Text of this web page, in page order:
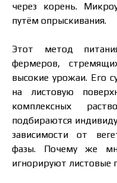
через корень.
путём опрыскивания.
Этот метод
фермеров,
высокие урожаи. Его
на листовую
комплексных
подбираются
зависимости от
фазы. Почему же
игнорируют листовые